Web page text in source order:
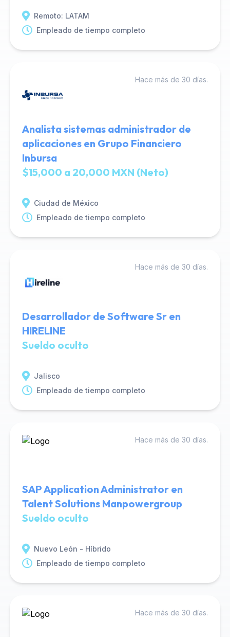
Remoto: LATAM
Empleado de tiempo completo
Hace más de 30 días.
Analista sistemas administrador de
aplicaciones en Grupo Financiero
Inbursa
$15,000 a 20,000 MXN (Neto)
Ciudad de México
Empleado de tiempo completo
Hace más de 30 días.
Desarrollador de Software Sr en
HIRELINE
Sueldo oculto
Jalisco
Empleado de tiempo completo
Hace más de 30 días.
SAP Application Administrator en
Talent Solutions Manpowergroup
Sueldo oculto
Nuevo León - Híbrido
Empleado de tiempo completo
Hace más de 30 días.